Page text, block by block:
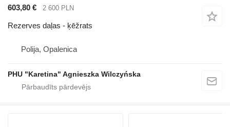
603,80 € 2 600 PLN
Rezerves daļas - ķēžrats
Polija, Opalenica
PHU "Karetina" Agnieszka Wilczyńska